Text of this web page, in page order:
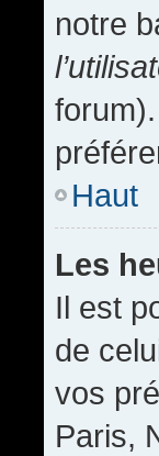
notre
Haut
Les
Il est
de
vos
Paris,